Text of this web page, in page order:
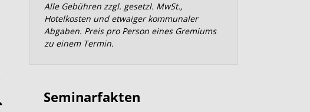
Alle Gebühren zzgl. gesetzl. MwSt.,
Hotelkosten und etwaiger kommunaler
Abgaben. Preis pro Person eines Gremiums
zu einem Termin.
Seminarfakten